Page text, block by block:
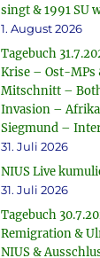
singt & 1991 SU
1. August 2026
Tagebuch
Krise – Ost-MPs
Mitschnitt –
Invasion –
Siegmund –
31. Juli 2026
NIUS Live
31. Juli 2026
Tagebuch
Remigration &
NIUS &